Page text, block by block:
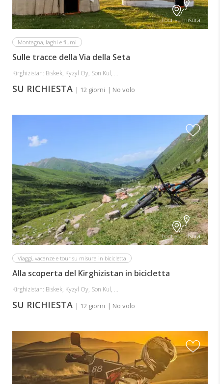
Tour su misura
Montagna, laghi e fiumi
Sulle tracce della Via della Seta
Kirghizistan: Biskek, Kyzyl Oy, Son Kul, ...
SU RICHIESTA | 12 giorni | No volo
Tour su misura
Viaggi, vacanze e tour su misura in bicicletta
Alla scoperta del Kirghizistan in bicicletta
Kirghizistan: Biskek, Kyzyl Oy, Son Kul, ...
SU RICHIESTA | 12 giorni | No volo